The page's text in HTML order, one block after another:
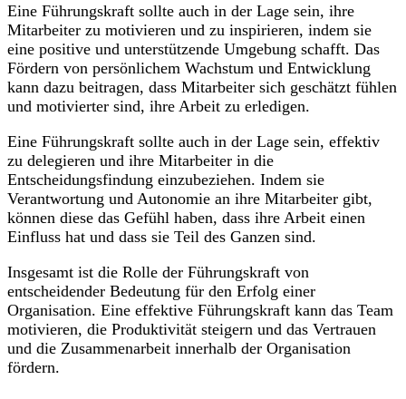
Eine Führungskraft sollte auch in der Lage sein, ihre
Mitarbeiter zu motivieren und zu inspirieren, indem sie
eine positive und unterstützende Umgebung schafft. Das
Fördern von persönlichem Wachstum und Entwicklung
kann dazu beitragen, dass Mitarbeiter sich geschätzt fühlen
und motivierter sind, ihre Arbeit zu erledigen.
Eine Führungskraft sollte auch in der Lage sein, effektiv
zu delegieren und ihre Mitarbeiter in die
Entscheidungsfindung einzubeziehen. Indem sie
Verantwortung und Autonomie an ihre Mitarbeiter gibt,
können diese das Gefühl haben, dass ihre Arbeit einen
Einfluss hat und dass sie Teil des Ganzen sind.
Insgesamt ist die Rolle der Führungskraft von
entscheidender Bedeutung für den Erfolg einer
Organisation. Eine effektive Führungskraft kann das Team
motivieren, die Produktivität steigern und das Vertrauen
und die Zusammenarbeit innerhalb der Organisation
fördern.